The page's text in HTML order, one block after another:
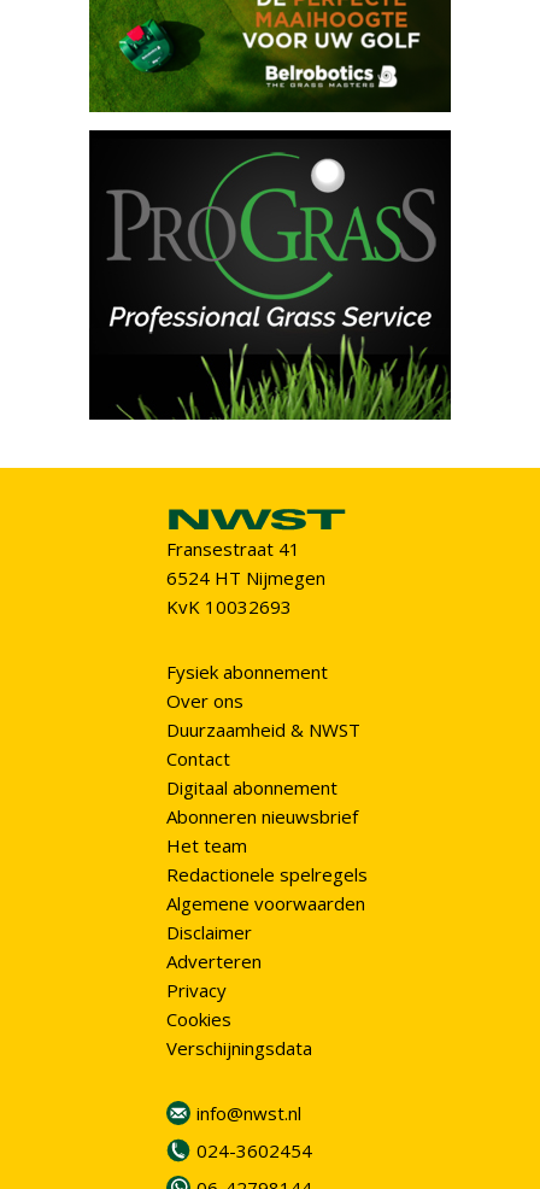
Fransestraat 41
6524 HT Nijmegen
KvK 10032693
Fysiek abonnement
Over ons
Duurzaamheid & NWST
Contact
Digitaal abonnement
Abonneren nieuwsbrief
Het team
Redactionele spelregels
Algemene voorwaarden
Disclaimer
Adverteren
Privacy
Cookies
Verschijningsdata
info@nwst.nl
024-3602454